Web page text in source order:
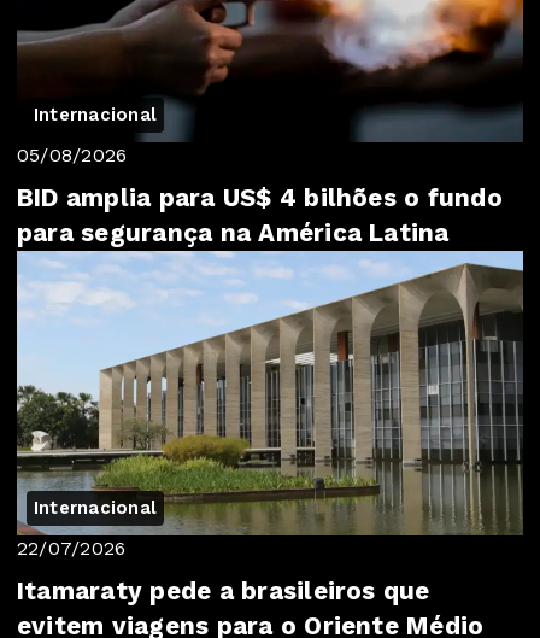
Internacional
05/08/2026
BID amplia para US$ 4 bilhões o fundo
para segurança na América Latina
Internacional
22/07/2026
Itamaraty pede a brasileiros que
evitem viagens para o Oriente Médio